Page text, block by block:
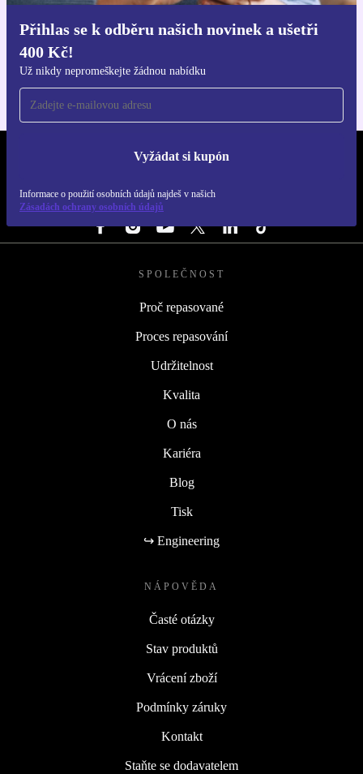
Přihlas se k odběru našich novinek a ušetři
400 Kč!
Už nikdy nepromeškejte žádnou nabídku
Vyžádat si kupón
Informace o použití osobních údajů najdeš v našich
Zásadách ochrany osobních údajů
Stáhni si aplikaci refurbed
REFURBED ČESKO - RETHINK NEW.
SLEDUJ NÁS
SPOLEČNOST
Proč repasované
Proces repasování
Udržitelnost
Kvalita
O nás
Kariéra
Blog
Tisk
↪ Engineering
NÁPOVĚDA
Časté otázky
Stav produktů
Vrácení zboží
Podmínky záruky
Kontakt
Staňte se dodavatelem